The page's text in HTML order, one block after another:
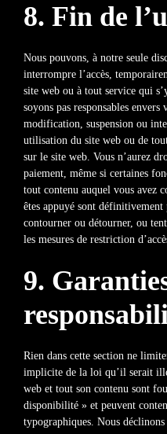
8. Fin de
Nous pouvons, à notre seule
interrompre l’accès,
site web ou à tout service qui
soyons pas responsables
modification, suspension ou
utilisation du site web ou de
sur le site web. Vous n’aurez
paiement, même si certaines
tout contenu auquel vous avez
êtes appuyé sont définitivement
contourner ou détourner, ou
les mesures de restriction
9.
Rien dans cette section ne
implicite de la loi qu’il serait
web et tout son contenu sont
disponibilité » et peuvent
typographiques. Nous